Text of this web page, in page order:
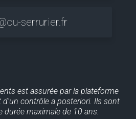
serrurier.fr
est assurée par la plateforme
contrôle a posteriori. Ils sont
durée maximale de 10 ans.